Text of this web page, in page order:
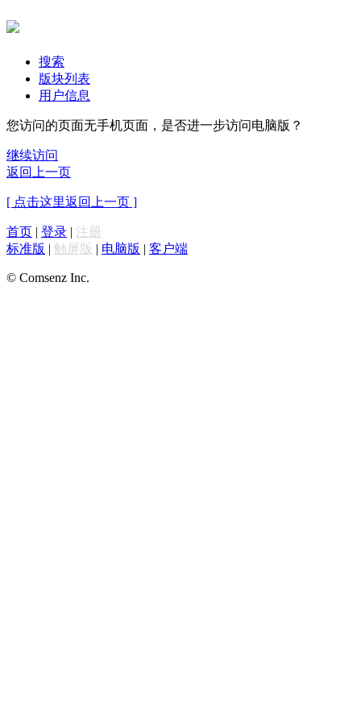
搜索
版块列表
用户信息
您访问的页面无手机页面，是否进一步访问电脑版？
继续访问
返回上一页
[ 点击这里返回上一页 ]
首页 | 登录 | 注册
标准版 | 触屏版 | 电脑版 | 客户端
© Comsenz Inc.